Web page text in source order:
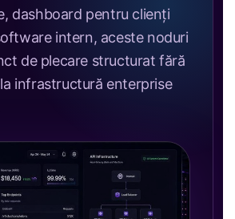
dashboard pentru clienți
intern, aceste noduri
de plecare structurat fără
infrastructură enterprise